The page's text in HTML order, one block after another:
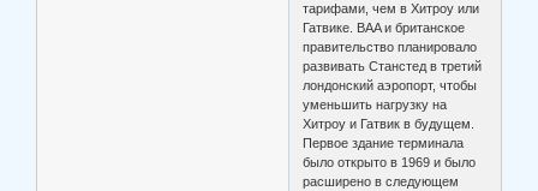
тарифами, чем в Хитроу или
Гатвике. BAA и британское
правительство планировало
развивать Станстед в третий
лондонский аэропорт, чтобы
уменьшить нагрузку на
Хитроу и Гатвик в будущем.
Первое здание терминала
было открыто в 1969 и было
расширено в следующем